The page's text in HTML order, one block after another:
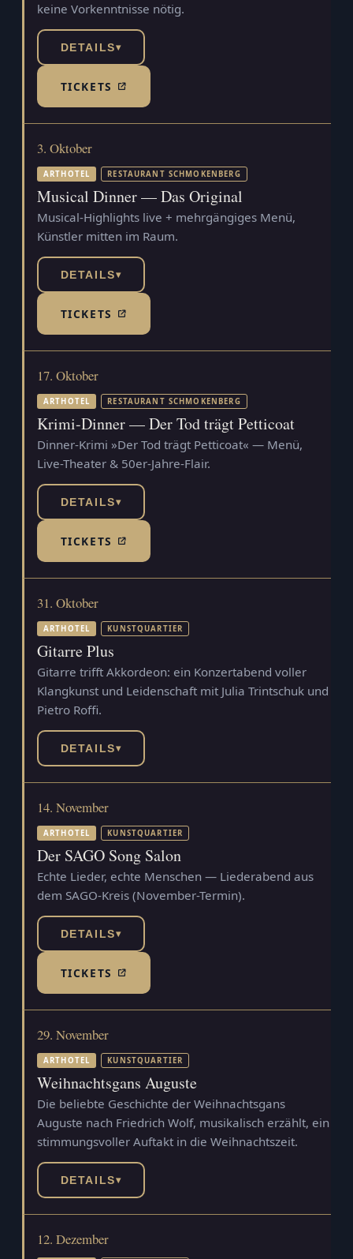
keine Vorkenntnisse nötig.
DETAILS▾
TICKETS(TICKETSHOP, ÖFFNET IN NEUEM TAB)
3. Oktober
ARTHOTEL RESTAURANT SCHMOKENBERG
Musical Dinner — Das Original
Musical-Highlights live + mehrgängiges Menü,
Künstler mitten im Raum.
DETAILS▾
TICKETS(TICKETSHOP, ÖFFNET IN NEUEM TAB)
17. Oktober
ARTHOTEL RESTAURANT SCHMOKENBERG
Krimi-Dinner — Der Tod trägt Petticoat
Dinner-Krimi »Der Tod trägt Petticoat« — Menü,
Live-Theater & 50er-Jahre-Flair.
DETAILS▾
TICKETS(TICKETSHOP, ÖFFNET IN NEUEM TAB)
31. Oktober
ARTHOTEL KUNSTQUARTIER
Gitarre Plus
Gitarre trifft Akkordeon: ein Konzertabend voller
Klangkunst und Leidenschaft mit Julia Trintschuk und
Pietro Roffi.
DETAILS▾
14. November
ARTHOTEL KUNSTQUARTIER
Der SAGO Song Salon
Echte Lieder, echte Menschen — Liederabend aus
dem SAGO-Kreis (November-Termin).
DETAILS▾
TICKETS(TICKETSHOP, ÖFFNET IN NEUEM TAB)
29. November
ARTHOTEL KUNSTQUARTIER
Weihnachtsgans Auguste
Die beliebte Geschichte der Weihnachtsgans
Auguste nach Friedrich Wolf, musikalisch erzählt, ein
stimmungsvoller Auftakt in die Weihnachtszeit.
DETAILS▾
12. Dezember